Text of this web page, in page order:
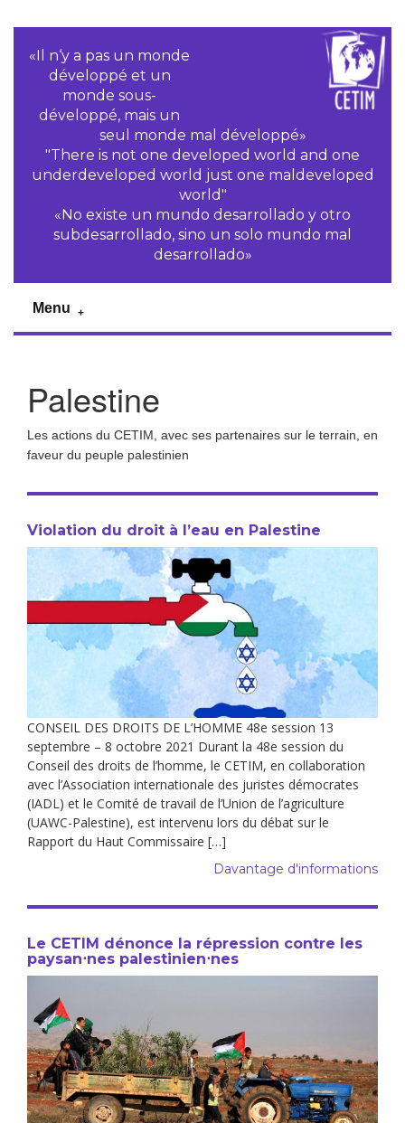
«Il n‘y a pas un monde
développé et un
monde sous-
développé, mais un
seul monde mal développé»
"There is not one developed world and one
underdeveloped world just one maldeveloped
world"
«No existe un mundo desarrollado y otro
subdesarrollado, sino un solo mundo mal
desarrollado»
Menu
Palestine
Les actions du CETIM, avec ses partenaires sur le terrain, en
faveur du peuple palestinien
Violation du droit à l’eau en Palestine
CONSEIL DES DROITS DE L’HOMME 48e session 13
septembre – 8 octobre 2021 Durant la 48e session du
Conseil des droits de l’homme, le CETIM, en collaboration
avec l’Association internationale des juristes démocrates
(IADL) et le Comité de travail de l’Union de l’agriculture
(UAWC-Palestine), est intervenu lors du débat sur le
Rapport du Haut Commissaire […]
Davantage d'informations
Le CETIM dénonce la répression contre les
paysan⋅nes palestinien⋅nes